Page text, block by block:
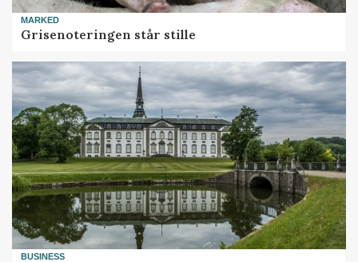
MARKED
Grisenoteringen står stille
BUSINESS